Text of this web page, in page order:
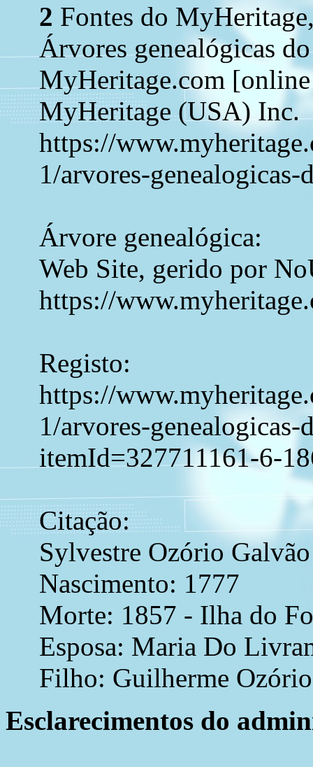
2 Fontes do
Árvores genealógicas
MyHeritage.com
MyHeritage (USA) Inc.
https://
1/arvores-
Árvore genealógica:
Web Site, gerido por
https://
Registo:
https://
1/arvores-genealogicas-
itemId=327711161-6-
Citação:
Sylvestre Ozório Galvão
Nascimento: 1777
Morte: 1857 - Ilha do
Esposa: Maria Do
Filho: Guilherme
Esclarecimentos do